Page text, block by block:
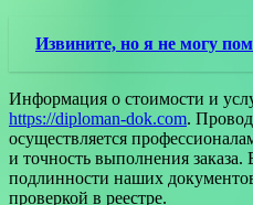
Извините, но я не могу
Информация о стоимости и
https://diploman-dok.com.
осуществляется
и точность выполнения
подлинности наших
проверкой в реестре.